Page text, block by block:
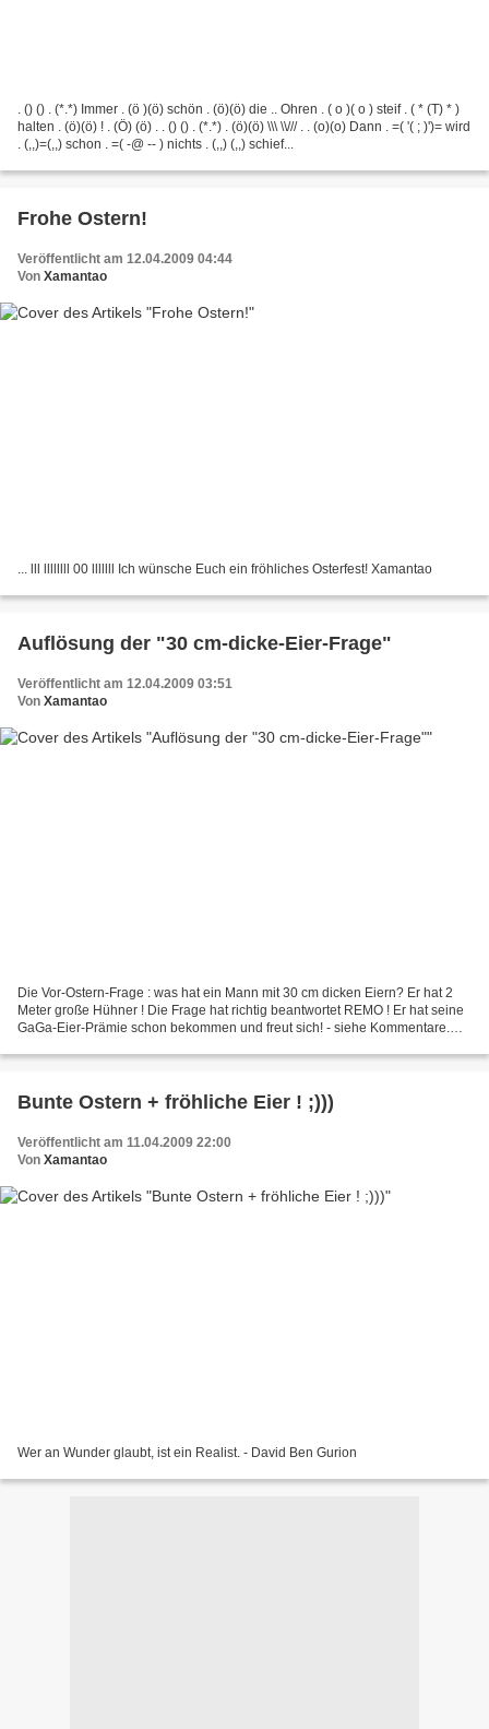
. () () . (*.*) Immer . (ö )(ö) schön . (ö)(ö) die .. Ohren . ( o )( o ) steif . ( * (T) * )
halten . (ö)(ö) ! . (Ö) (ö) . . () () . (*.*) . (ö)(ö) \\\ \\/// . . (o)(o) Dann . =( '( ; )')= wird
. (,,)=(,,) schon . =( -@ -- ) nichts . (,,) (,,) schief...
Frohe Ostern!
Veröffentlicht am 12.04.2009 04:44
Von Xamantao
... lll llllllll 00 lllllll Ich wünsche Euch ein fröhliches Osterfest! Xamantao
Auflösung der "30 cm-dicke-Eier-Frage"
Veröffentlicht am 12.04.2009 03:51
Von Xamantao
Die Vor-Ostern-Frage : was hat ein Mann mit 30 cm dicken Eiern? Er hat 2
Meter große Hühner ! Die Frage hat richtig beantwortet REMO ! Er hat seine
GaGa-Eier-Prämie schon bekommen und freut sich! - siehe Kommentare.
Bunte Ostern + fröhliche Eier ! ;)))
Veröffentlicht am 11.04.2009 22:00
Von Xamantao
Wer an Wunder glaubt, ist ein Realist. - David Ben Gurion